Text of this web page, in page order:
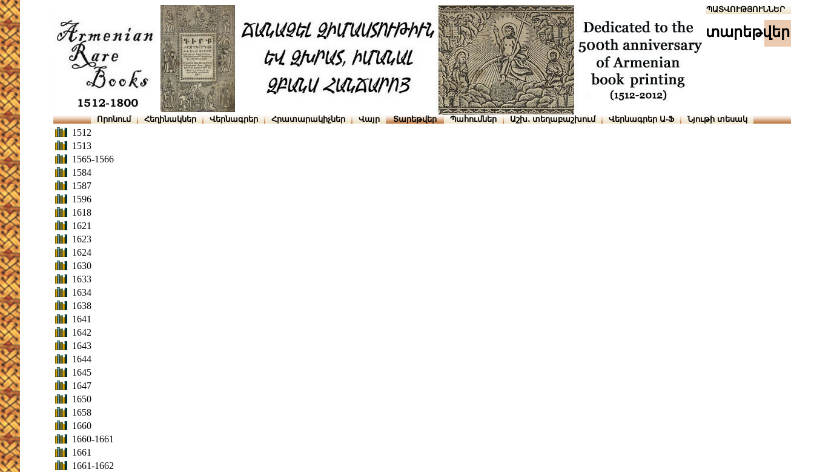
ՆԱԽԱՊԱՏՎՈՒԹՅՈՒՆՆԵՐ
տարեթվեր
Որոնում Հեղինակներ Վերնագրեր Հրատարակիչներ Վայր Տարեթվեր Պահումներ Աշխ․ տեղաբաշխում Վերնագրեր Ա-Ֆ Նյութի տեսակ
1512
1513
1565-1566
1584
1587
1596
1618
1621
1623
1624
1630
1633
1634
1638
1641
1642
1643
1644
1645
1647
1650
1658
1660
1660-1661
1661
1661-1662